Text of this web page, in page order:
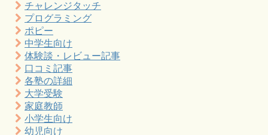
チャレンジタッチ
プログラミング
ポピー
中学生向け
体験談・レビュー記事
口コミ記事
各塾の詳細
大学受験
家庭教師
小学生向け
幼児向け